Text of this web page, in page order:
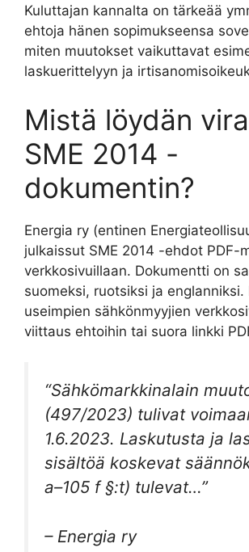
Kuluttajan kannalta on tärkeää
ehtoja hänen sopimukseensa
miten muutokset vaikuttavat
laskuerittelyyn ja
Mistä löydän
SME 2014 -
dokumentin?
Energia ry (entinen
julkaissut SME 2014 -ehdot PDF-
verkkosivuillaan. Dokumentti on
suomeksi, ruotsiksi ja englanniksi.
useimpien sähkönmyyjien
viittaus ehtoihin tai suora linkki
“Sähkömarkkinalain
(497/2023) tulivat
1.6.2023. Laskutusta ja
sisältöä koskevat
a–105 f §:t) tulevat…”
– Energia ry